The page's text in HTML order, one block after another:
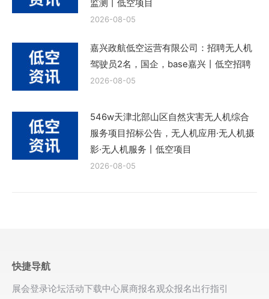
监测丨低空项目
2026-08-05
嘉兴政航低空运营有限公司：招聘无人机
驾驶员2名，国企，base嘉兴丨低空招聘
2026-08-05
546w天津北部山区自然灾害无人机综合
服务项目招标公告，无人机应用·无人机摄
影·无人机服务丨低空项目
2026-08-05
快捷导航
展会登录论坛活动下载中心展商报名观众报名出行指引